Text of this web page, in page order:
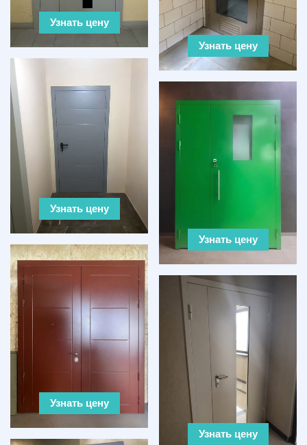
Узнать цену
Узнать цену
Узнать цену
Узнать цену
Узнать цену
Узнать цену